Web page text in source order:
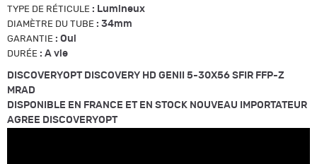
TYPE DE RÉTICULE : Lumineux
DIAMÈTRE DU TUBE : 34mm
GARANTIE : Oui
DURÉE : A vie
DISCOVERYOPT DISCOVERY HD GENII 5-30X56 SFIR FFP-Z
MRAD
DISPONIBLE EN FRANCE ET EN STOCK NOUVEAU IMPORTATEUR
AGREE DISCOVERYOPT